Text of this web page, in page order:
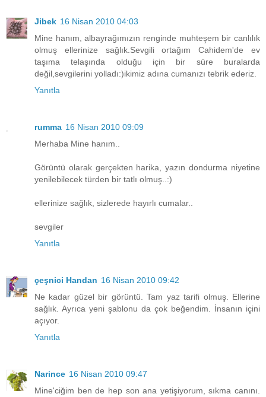
Jibek 16 Nisan 2010 04:03
Mine hanım, albayrağımızın renginde muhteşem bir canlılık
olmuş ellerinize sağlık.Sevgili ortağım Cahidem'de ev
taşıma telaşında olduğu için bir süre buralarda
değil,sevgilerini yolladı:)ikimiz adına cumanızı tebrik ederiz.
Yanıtla
rumma 16 Nisan 2010 09:09
Merhaba Mine hanım..
Görüntü olarak gerçekten harika, yazın dondurma niyetine
yenilebilecek türden bir tatlı olmuş..:)
ellerinize sağlık, sizlerede hayırlı cumalar..
sevgiler
Yanıtla
çeşnici Handan 16 Nisan 2010 09:42
Ne kadar güzel bir görüntü. Tam yaz tarifi olmuş. Ellerine
sağlık. Ayrıca yeni şablonu da çok beğendim. İnsanın içini
açıyor.
Yanıtla
Narince 16 Nisan 2010 09:47
Mine'ciğim ben de hep son ana yetişiyorum, sıkma canını.